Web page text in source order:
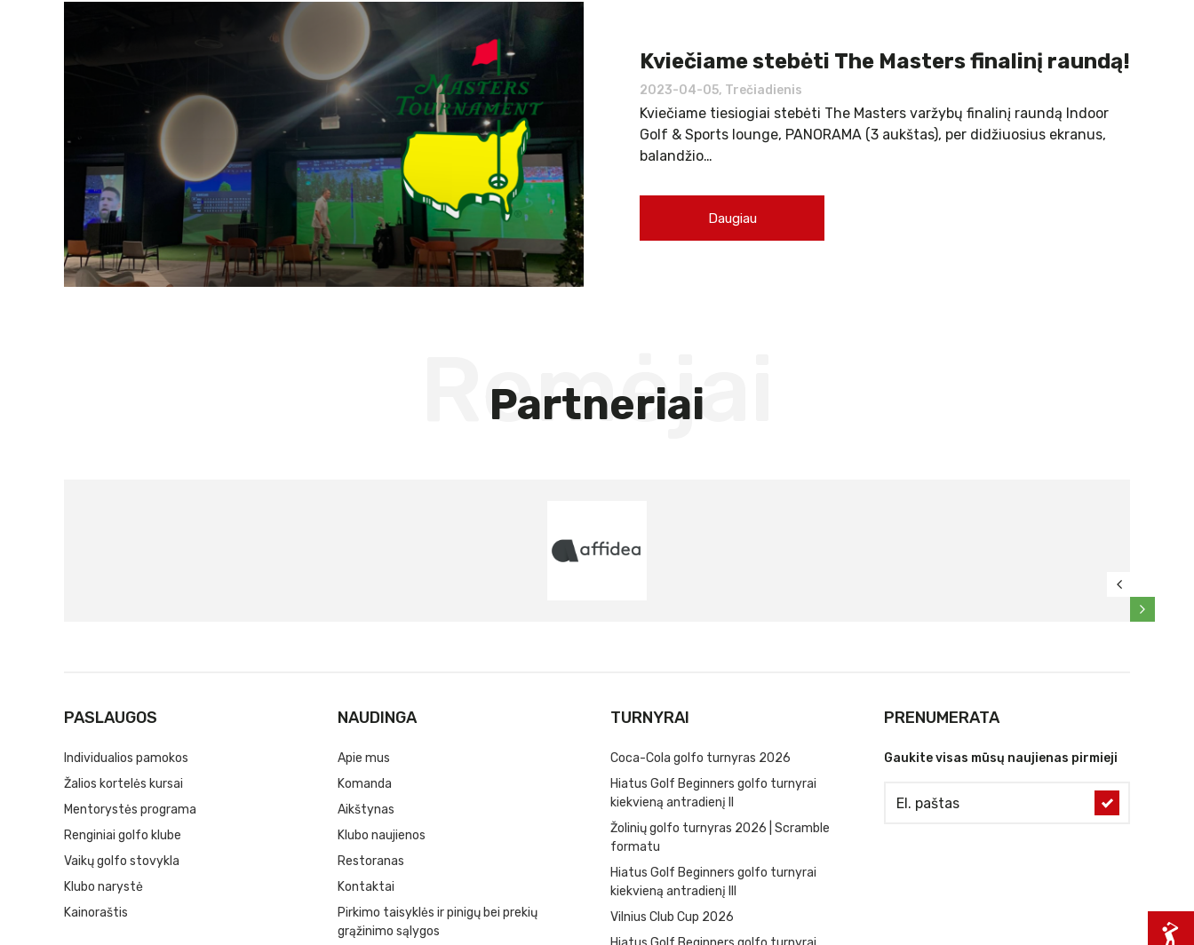
Kviečiame stebėti The Masters finalinį raundą!
2023-04-05, Trečiadienis
Kviečiame tiesiogiai stebėti The Masters varžybų finalinį raundą Indoor
Golf & Sports lounge, PANORAMA (3 aukštas), per didžiuosius ekranus,
balandžio…
Daugiau
Remėjai
Partneriai
PASLAUGOS
Individualios pamokos
Žalios kortelės kursai
Mentorystės programa
Renginiai golfo klube
Vaikų golfo stovykla
Klubo narystė
Kainoraštis
NAUDINGA
Apie mus
Komanda
Aikštynas
Klubo naujienos
Restoranas
Kontaktai
Pirkimo taisyklės ir pinigų bei prekių
grąžinimo sąlygos
TURNYRAI
Coca-Cola golfo turnyras 2026
Hiatus Golf Beginners golfo turnyrai
kiekvieną antradienį II
Žolinių golfo turnyras 2026 | Scramble
formatu
Hiatus Golf Beginners golfo turnyrai
kiekvieną antradienį III
Vilnius Club Cup 2026
PRENUMERATA
Gaukite visas mūsų naujienas pirmieji